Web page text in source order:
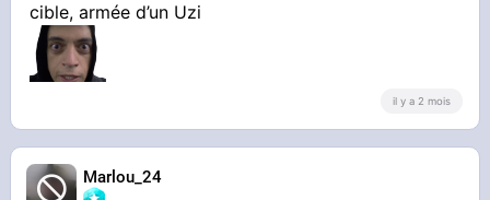
cible, armée d’un Uzi
il y a 2 mois
Marlou_24